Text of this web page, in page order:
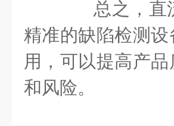
总之，直流
精准的缺陷检测
用，可以提高产
和风险。